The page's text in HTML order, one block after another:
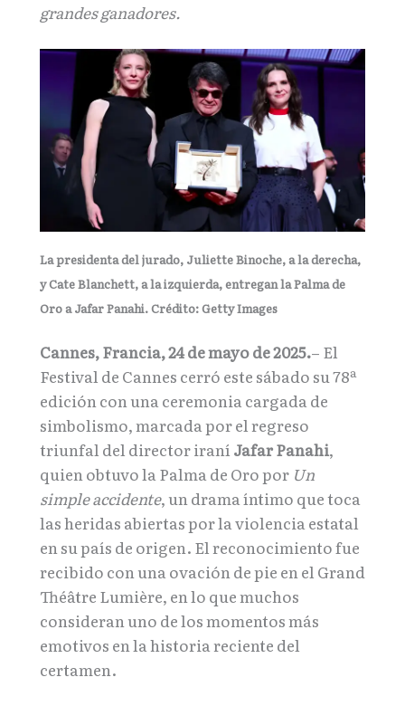
grandes ganadores.
La presidenta del jurado, Juliette Binoche, a la derecha,
y Cate Blanchett, a la izquierda, entregan la Palma de
Oro a Jafar Panahi. Crédito: Getty Images
Cannes, Francia, 24 de mayo de 2025.– El
Festival de Cannes cerró este sábado su 78ª
edición con una ceremonia cargada de
simbolismo, marcada por el regreso
triunfal del director iraníJafar Panahi,
quien obtuvo la Palma de Oro por Un
simple accidente, un drama íntimo que toca
las heridas abiertas por la violencia estatal
en su país de origen. El reconocimiento fue
recibido con una ovación de pie en el Grand
Théâtre Lumière, en lo que muchos
consideran uno de los momentos más
emotivos en la historia reciente del
certamen.